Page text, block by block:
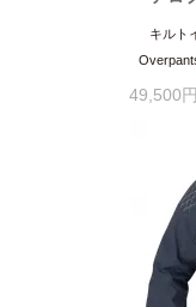
キルト
49,500